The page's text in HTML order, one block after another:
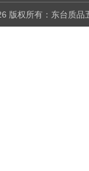
版权所有：东台质